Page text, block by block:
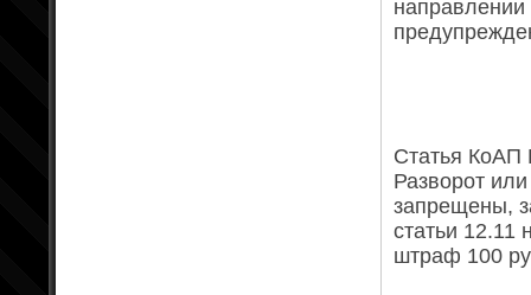
направлении
Статья КоАП
Разворот
запрещены,
статьи 12.11
штраф 100